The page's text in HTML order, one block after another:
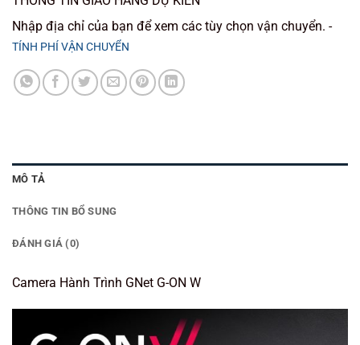
Nhập địa chỉ của bạn để xem các tùy chọn vận chuyển. -
TÍNH PHÍ VẬN CHUYỂN
MÔ TẢ
THÔNG TIN BỔ SUNG
ĐÁNH GIÁ (0)
Camera Hành Trình GNet G-ON W